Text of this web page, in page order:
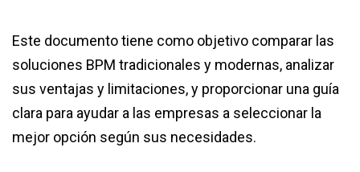
Este documento tiene como objetivo comparar las
soluciones BPM tradicionales y modernas, analizar
sus ventajas y limitaciones, y proporcionar una guía
clara para ayudar a las empresas a seleccionar la
mejor opción según sus necesidades.